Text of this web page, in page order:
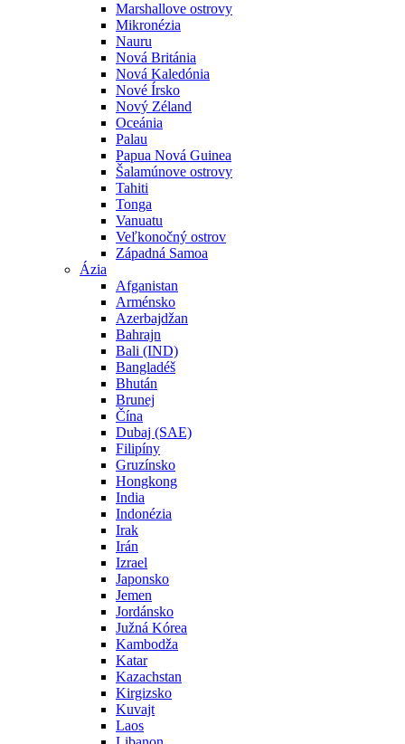
Marshallove ostrovy
Mikronézia
Nauru
Nová Británia
Nová Kaledónia
Nové Írsko
Nový Zéland
Oceánia
Palau
Papua Nová Guinea
Šalamúnove ostrovy
Tahiti
Tonga
Vanuatu
Veľkonočný ostrov
Západná Samoa
Ázia
Afganistan
Arménsko
Azerbajdžan
Bahrajn
Bali (IND)
Bangladéš
Bhután
Brunej
Čína
Dubaj (SAE)
Filipíny
Gruzínsko
Hongkong
India
Indonézia
Irak
Irán
Izrael
Japonsko
Jemen
Jordánsko
Južná Kórea
Kambodža
Katar
Kazachstan
Kirgizsko
Kuvajt
Laos